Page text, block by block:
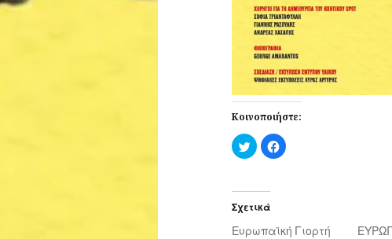
Κοινοποιήστε:
Κλικ
για
κοινοποίηση
σε
παράθυρο)
Πατήστε
για
Σχετικά
Ευρωπαϊκή Γιορτή